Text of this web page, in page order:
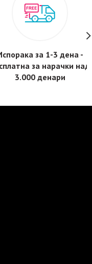
за 1-3 дена -
за нарачки над
3.000 денари